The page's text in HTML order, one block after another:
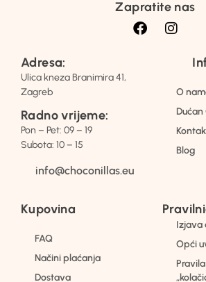
Zapratite nas
Adresa:
Ulica kneza Branimira 41,
Zagreb
Radno vrijeme:
Pon – Pet: 09 – 19
Subota: 10 – 15
info@choconillas.eu
O
Dućan
Blog
Kupovina
FAQ
Načini plaćanja
Dostava
Izjava
Opći